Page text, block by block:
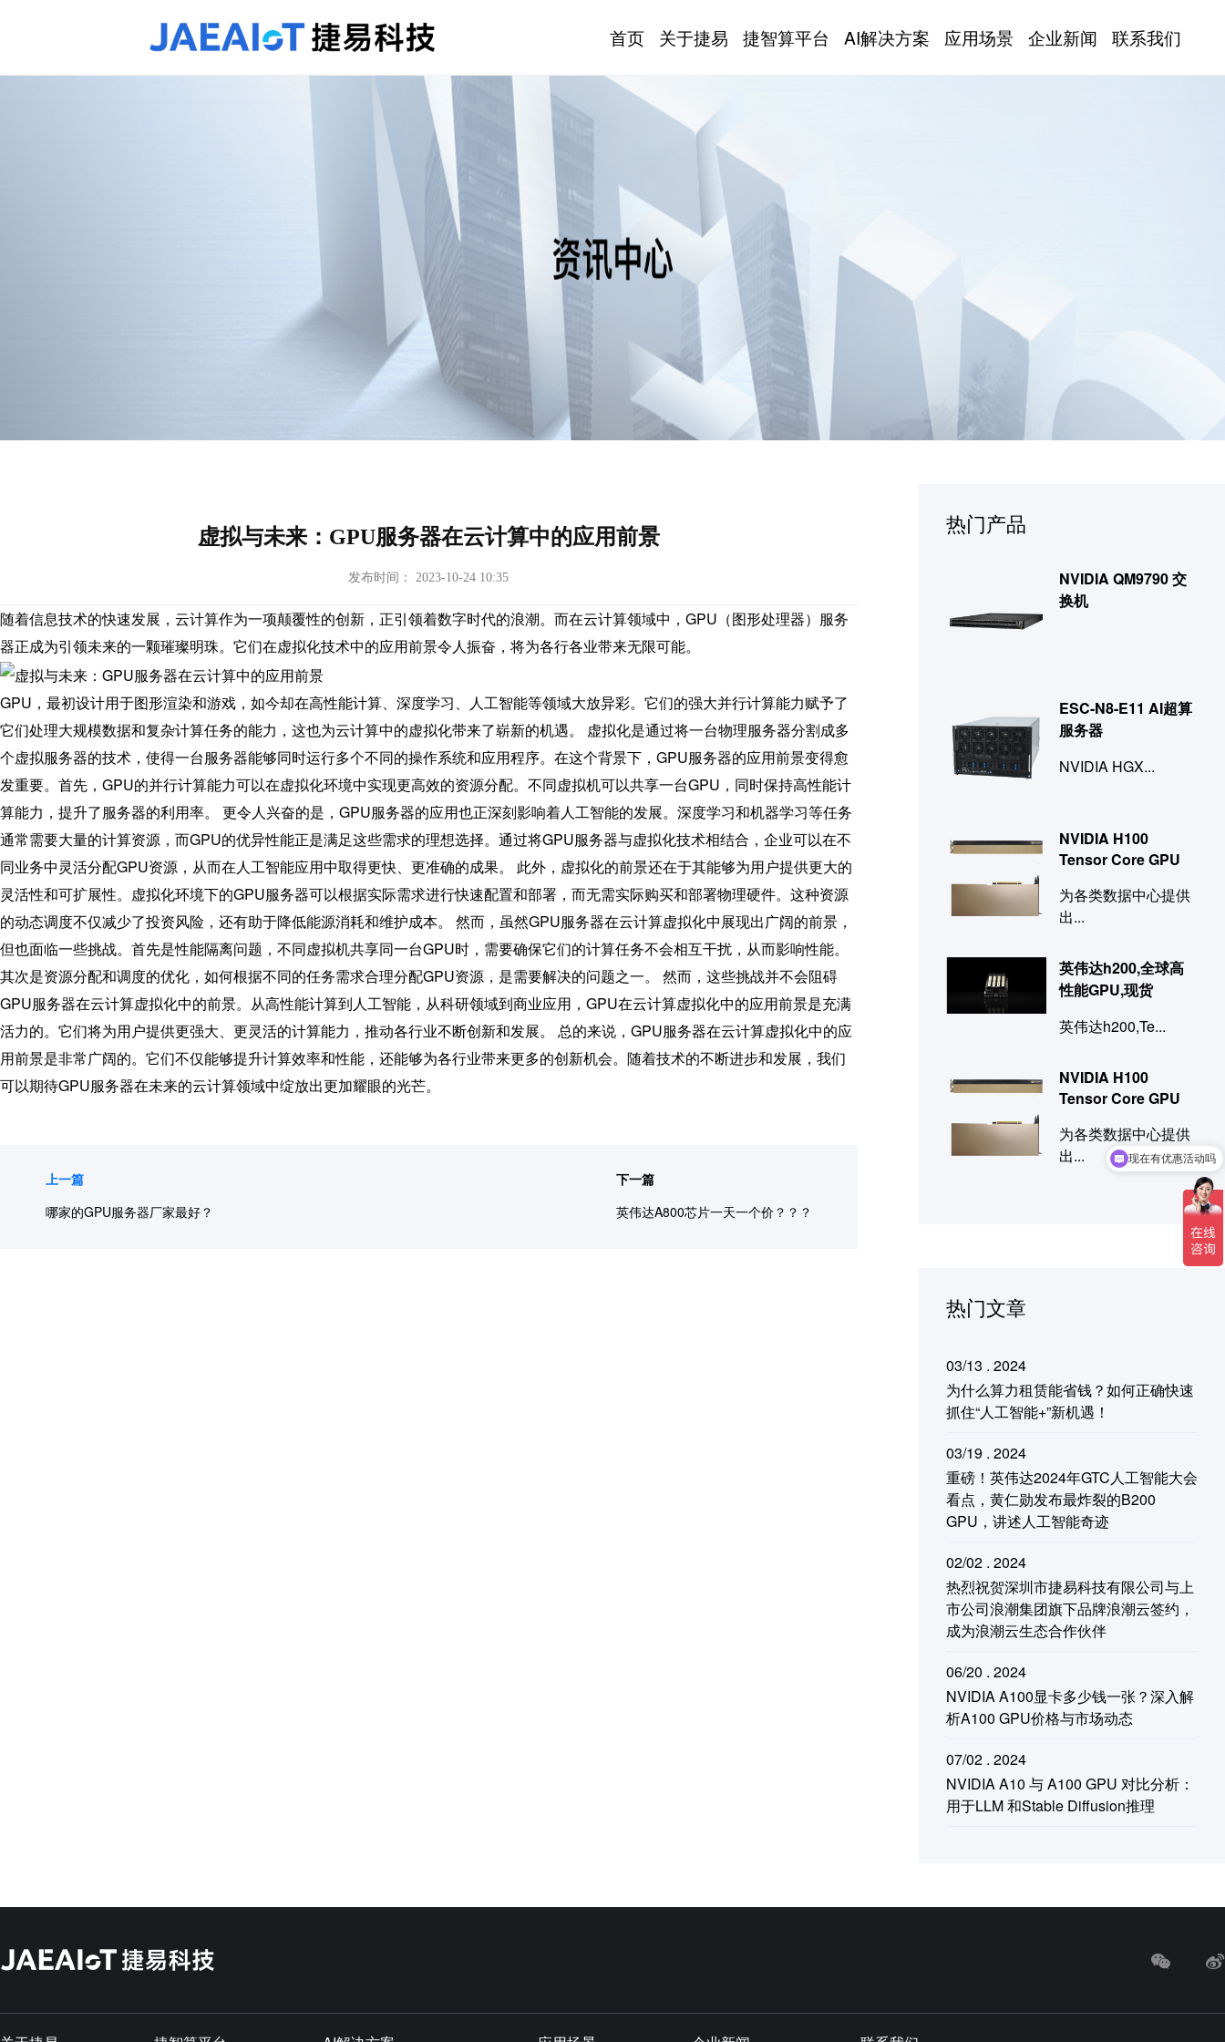
首页 关于捷易 捷智算平台 AI解决方案 应用场景 企业新闻 联系我们
虚拟与未来：GPU服务器在云计算中的应用前景
发布时间： 2023-10-24 10:35
随着信息技术的快速发展，云计算作为一项颠覆性的创新，正引领着数字时代的浪潮。而在云计算领域中，GPU（图形处理器）服务
器正成为引领未来的一颗璀璨明珠。它们在虚拟化技术中的应用前景令人振奋，将为各行各业带来无限可能。
GPU，最初设计用于图形渲染和游戏，如今却在高性能计算、深度学习、人工智能等领域大放异彩。它们的强大并行计算能力赋予了
它们处理大规模数据和复杂计算任务的能力，这也为云计算中的虚拟化带来了崭新的机遇。 虚拟化是通过将一台物理服务器分割成多
个虚拟服务器的技术，使得一台服务器能够同时运行多个不同的操作系统和应用程序。在这个背景下，GPU服务器的应用前景变得愈
发重要。首先，GPU的并行计算能力可以在虚拟化环境中实现更高效的资源分配。不同虚拟机可以共享一台GPU，同时保持高性能计
算能力，提升了服务器的利用率。 更令人兴奋的是，GPU服务器的应用也正深刻影响着人工智能的发展。深度学习和机器学习等任务
通常需要大量的计算资源，而GPU的优异性能正是满足这些需求的理想选择。通过将GPU服务器与虚拟化技术相结合，企业可以在不
同业务中灵活分配GPU资源，从而在人工智能应用中取得更快、更准确的成果。 此外，虚拟化的前景还在于其能够为用户提供更大的
灵活性和可扩展性。虚拟化环境下的GPU服务器可以根据实际需求进行快速配置和部署，而无需实际购买和部署物理硬件。这种资源
的动态调度不仅减少了投资风险，还有助于降低能源消耗和维护成本。 然而，虽然GPU服务器在云计算虚拟化中展现出广阔的前景，
但也面临一些挑战。首先是性能隔离问题，不同虚拟机共享同一台GPU时，需要确保它们的计算任务不会相互干扰，从而影响性能。
其次是资源分配和调度的优化，如何根据不同的任务需求合理分配GPU资源，是需要解决的问题之一。 然而，这些挑战并不会阻碍
GPU服务器在云计算虚拟化中的前景。从高性能计算到人工智能，从科研领域到商业应用，GPU在云计算虚拟化中的应用前景是充满
活力的。它们将为用户提供更强大、更灵活的计算能力，推动各行业不断创新和发展。 总的来说，GPU服务器在云计算虚拟化中的应
用前景是非常广阔的。它们不仅能够提升计算效率和性能，还能够为各行业带来更多的创新机会。随着技术的不断进步和发展，我们
可以期待GPU服务器在未来的云计算领域中绽放出更加耀眼的光芒。
上一篇
哪家的GPU服务器厂家最好？
下一篇
英伟达A800芯片一天一个价？？？
热门产品
NVIDIA QM9790 交
换机
ESC-N8-E11 AI超算
服务器
NVIDIA HGX...
NVIDIA H100
Tensor Core GPU
为各类数据中心提供
出...
英伟达h200,全球高
性能GPU,现货
英伟达h200,Te...
NVIDIA H100
Tensor Core GPU
为各类数据中心提供
出...
热门文章
03/13 . 2024
为什么算力租赁能省钱？如何正确快速
抓住“人工智能+”新机遇！
03/19 . 2024
重磅！英伟达2024年GTC人工智能大会
看点，黄仁勋发布最炸裂的B200
GPU，讲述人工智能奇迹
02/02 . 2024
热烈祝贺深圳市捷易科技有限公司与上
市公司浪潮集团旗下品牌浪潮云签约，
成为浪潮云生态合作伙伴
06/20 . 2024
NVIDIA A100显卡多少钱一张？深入解
析A100 GPU价格与市场动态
07/02 . 2024
NVIDIA A10 与 A100 GPU 对比分析：
用于LLM 和Stable Diffusion推理
现在有优惠活动吗